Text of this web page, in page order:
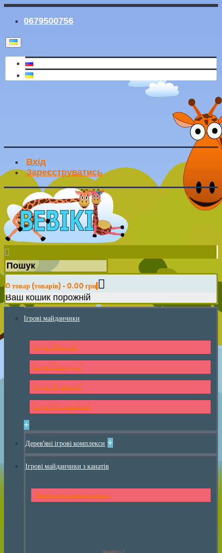
0679500756
Вхід
Зареєструватись
0 товар (товарів) - 0.00 грн
Ваш кошик порожній
Ігрові майданчики
Серія "Классик"
Серія "Стандарт"
Серія "Крепость"
Серія "Красный мак"
+
Дерев'яні ігрові комплекси +
Ігрові майданчики з канатів
Дитячі комплекси з канатів